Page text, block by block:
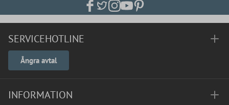
SERVICEHOTLINE
Ångra avtal
INFORMATION